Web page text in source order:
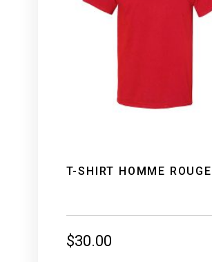
T-SHIRT HOMME ROUGE
$30.00